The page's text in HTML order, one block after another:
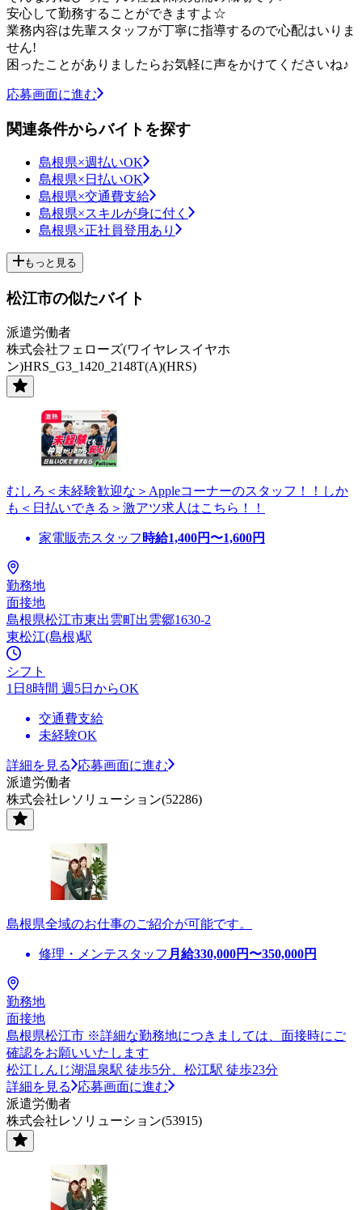
安心して勤務することができますよ☆
業務内容は先輩スタッフが丁寧に指導するので心配はいりま
せん!
困ったことがありましたらお気軽に声をかけてくださいね♪
応募画面に進む
関連条件からバイトを探す
島根県×週払いOK
島根県×日払いOK
島根県×交通費支給
島根県×スキルが身に付く
島根県×正社員登用あり
もっと見る
松江市の似たバイト
派遣労働者
株式会社フェローズ(ワイヤレスイヤホ
ン)HRS_G3_1420_2148T(A)(HRS)
むしろ＜未経験歓迎な＞Appleコーナーのスタッフ！！しか
も＜日払いできる＞激アツ求人はこちら！！
家電販売スタッフ 時給1,400円〜1,600円
勤務地
面接地
島根県松江市東出雲町出雲郷1630-2
東松江(島根)駅
シフト
1日8時間 週5日からOK
交通費支給
未経験OK
詳細を見る
応募画面に進む
派遣労働者
株式会社レソリューション(52286)
島根県全域のお仕事のご紹介が可能です。
修理・メンテスタッフ 月給330,000円〜350,000円
勤務地
面接地
島根県松江市 ※詳細な勤務地につきましては、面接時にご
確認をお願いいたします
松江しんじ湖温泉駅 徒歩5分、松江駅 徒歩23分
詳細を見る
応募画面に進む
派遣労働者
株式会社レソリューション(53915)